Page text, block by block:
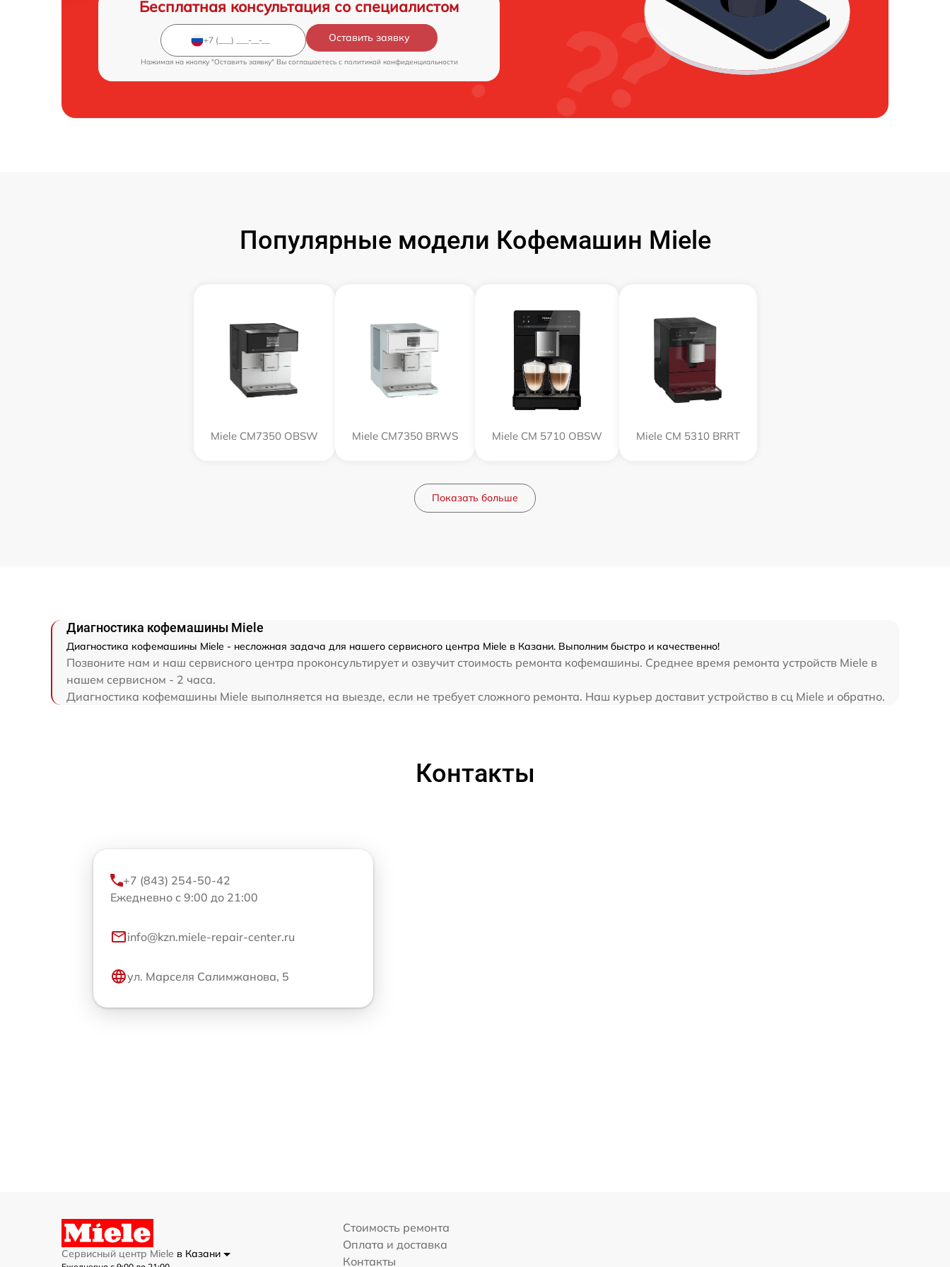
Бесплатная консультация со специалистом
Оставить заявку
Нажимая на кнопку "Оставить заявку" Вы соглашаетесь c политикой конфиденциальности
Популярные модели Кофемашин Miele
Miele CM7350 OBSW Miele CM7350 BRWS Miele CM 5710 OBSW Miele CM 5310 BRRT
Показать больше
Диагностика кофемашины Miele
Диагностика кофемашины Miele - несложная задача для нашего сервисного центра Miele в Казани. Выполним быстро и качественно!
Позвоните нам и наш сервисного центра проконсультирует и озвучит стоимость ремонта кофемашины. Среднее время ремонта устройств Miele в
нашем сервисном - 2 часа.
Диагностика кофемашины Miele выполняется на выезде, если не требует сложного ремонта. Наш курьер доставит устройство в сц Miele и обратно.
Контакты
+7 (843) 254-50-42
Ежедневно с 9:00 до 21:00
info@kzn.miele-repair-center.ru
ул. Марселя Салимжанова, 5
Сервисный центр Miele в Казани
Стоимость ремонта
Оплата и доставка
Контакты